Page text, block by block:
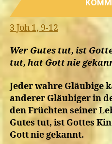
3 Joh 1, 9-12
Wer Gutes tut, ist
tut, hat Gott nie
Jeder wahre Gläubige
anderer Gläubiger in
den Früchten seiner
Gutes tut, ist Gottes
Gott nie gekannt.